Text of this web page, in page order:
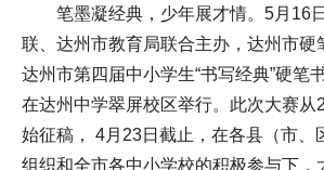
笔墨凝经典，少年展才情。5月16
联、达州市教育局联合主办，达州市硬
达州市第四届中小学生“书写经典”硬笔
在达州中学翠屏校区举行。此次大赛从
始征稿， 4月23日截止，在各县（市、
组织和全市各中小学校的积极参与下，